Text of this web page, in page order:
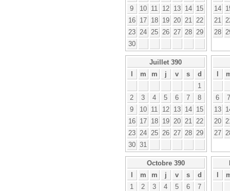
9
10 11 12 13 14
15
16
17 18 19 20 21
22
23
24 25 26 27 28
29
30
14
21
28
Juillet 390
l
m m j v s
d
1
2
3 4 5 6 7
8
9
10 11 12 13 14
15
16
17 18 19 20 21
22
23
24 25 26 27 28
29
30 31
l
6
7
13
20
27
Octobre 390
l
m m j v s
d
1
2 3 4 5 6
7
l